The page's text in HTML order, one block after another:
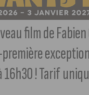
film de
! Tarif